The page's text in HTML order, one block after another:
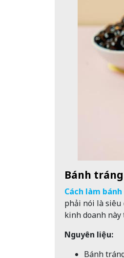
Bánh
Cách làm
phải nói là siêu
kinh doanh này
Nguyên liệu:
Bánh